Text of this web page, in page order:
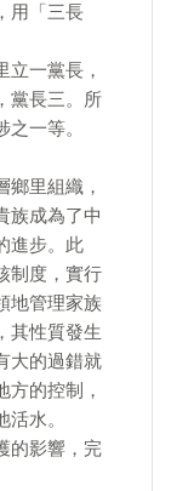
用「三長
立一黨長，
黨長三。所
一等。
里組織，
族成為了中
進步。此
制度，實行
地管理家族
其性質發生
大的過錯就
的控制，
水。
的影響，完